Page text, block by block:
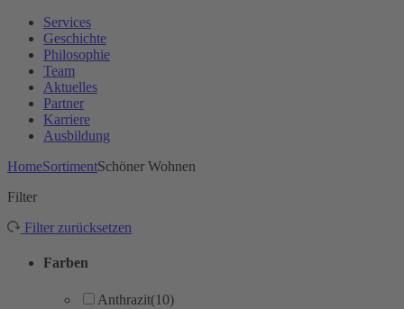
Services
Geschichte
Philosophie
Team
Aktuelles
Partner
Karriere
Ausbildung
HomeSortimentSchöner Wohnen
Filter
Filter zurücksetzen
Farben
Anthrazit(10)